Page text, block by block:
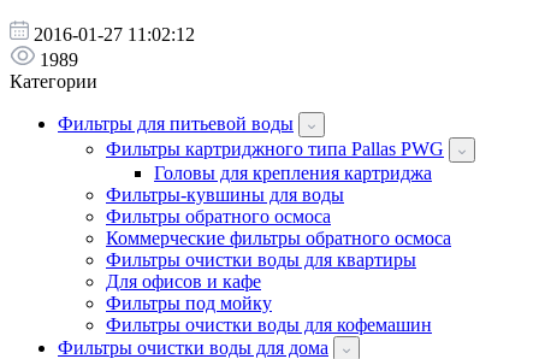
2016-01-27 11:02:12
1989
Категории
Фильтры для питьевой воды
Фильтры картриджного типа Pallas PWG
Головы для крепления картриджа
Фильтры-кувшины для воды
Фильтры обратного осмоса
Коммерческие фильтры обратного осмоса
Фильтры очистки воды для квартиры
Для офисов и кафе
Фильтры под мойку
Фильтры очистки воды для кофемашин
Фильтры очистки воды для дома